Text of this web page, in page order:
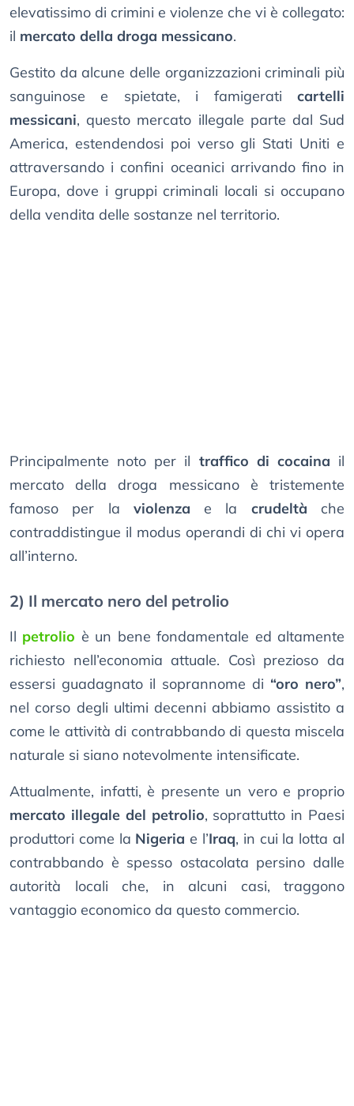
elevatissimo di crimini e violenze che vi è collegato:
il mercato della droga messicano.
Gestito da alcune delle organizzazioni criminali più
sanguinose e spietate, i famigerati cartelli
messicani, questo mercato illegale parte dal Sud
America, estendendosi poi verso gli Stati Uniti e
attraversando i confini oceanici arrivando fino in
Europa, dove i gruppi criminali locali si occupano
della vendita delle sostanze nel territorio.
Principalmente noto per il traffico di cocaina il
mercato della droga messicano è tristemente
famoso per la violenza e la crudeltà che
contraddistingue il modus operandi di chi vi opera
all’interno.
2) Il mercato nero del petrolio
Il petrolio è un bene fondamentale ed altamente
richiesto nell’economia attuale. Così prezioso da
essersi guadagnato il soprannome di “oro nero”,
nel corso degli ultimi decenni abbiamo assistito a
come le attività di contrabbando di questa miscela
naturale si siano notevolmente intensificate.
Attualmente, infatti, è presente un vero e proprio
mercato illegale del petrolio, soprattutto in Paesi
produttori come la Nigeria e l’Iraq, in cui la lotta al
contrabbando è spesso ostacolata persino dalle
autorità locali che, in alcuni casi, traggono
vantaggio economico da questo commercio.